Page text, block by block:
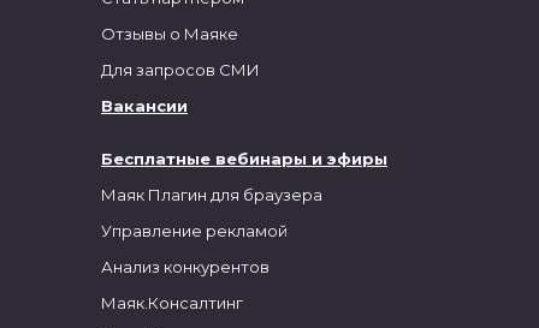
Бесплатные вебинары и эфиры
Маяк Плагин для браузера
Управление рекламой
Анализ конкурентов
Маяк.Консалтинг
Отзывы о Маяке
Для запросов СМИ
Вакансии